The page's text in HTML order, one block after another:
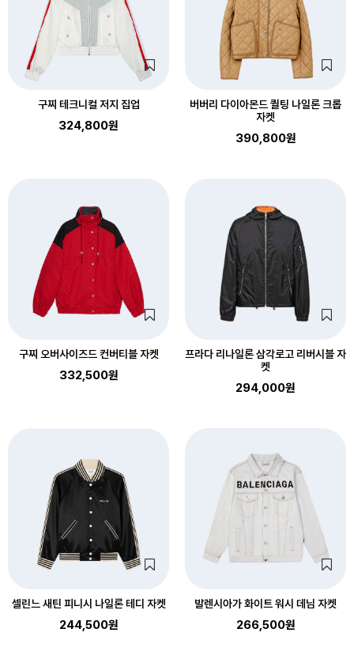
구찌 테크니컬 저지 집업
324,800원
버버리 다이아몬드 퀄팅 나일론 크롭
자켓
390,800원
구찌 오버사이즈드 컨버티블 자켓
332,500원
프라다 리나일론 삼각로고 리버시블 자
켓
294,000원
셀린느 새틴 피니시 나일론 테디 자켓
244,500원
발렌시아가 화이트 워시 데님 자켓
266,500원